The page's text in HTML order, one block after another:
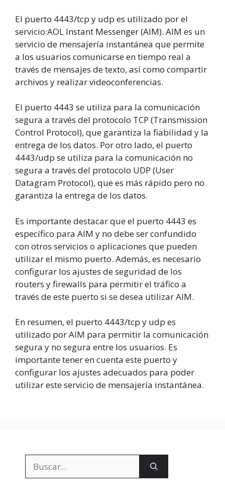
El puerto 4443/tcp y udp es utilizado por el
servicio AOL Instant Messenger (AIM). AIM es un
servicio de mensajería instantánea que permite
a los usuarios comunicarse en tiempo real a
través de mensajes de texto, así como compartir
archivos y realizar videoconferencias.
El puerto 4443 se utiliza para la comunicación
segura a través del protocolo TCP (Transmission
Control Protocol), que garantiza la fiabilidad y la
entrega de los datos. Por otro lado, el puerto
4443/udp se utiliza para la comunicación no
segura a través del protocolo UDP (User
Datagram Protocol), que es más rápido pero no
garantiza la entrega de los datos.
Es importante destacar que el puerto 4443 es
específico para AIM y no debe ser confundido
con otros servicios o aplicaciones que pueden
utilizar el mismo puerto. Además, es necesario
configurar los ajustes de seguridad de los
routers y firewalls para permitir el tráfico a
través de este puerto si se desea utilizar AIM.
En resumen, el puerto 4443/tcp y udp es
utilizado por AIM para permitir la comunicación
segura y no segura entre los usuarios. Es
importante tener en cuenta este puerto y
configurar los ajustes adecuados para poder
utilizar este servicio de mensajería instantánea.